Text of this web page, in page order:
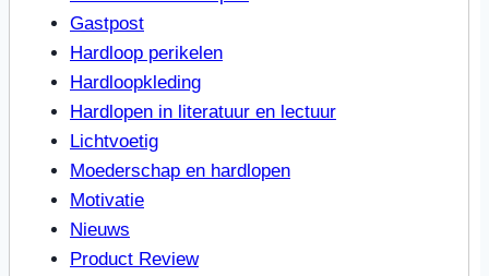
Gastpost
Hardloop perikelen
Hardloopkleding
Hardlopen in literatuur en lectuur
Lichtvoetig
Moederschap en hardlopen
Motivatie
Nieuws
Product Review